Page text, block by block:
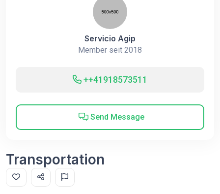
Servicio Agip
Member seit 2018
++41918573511
Send Message
Transportation